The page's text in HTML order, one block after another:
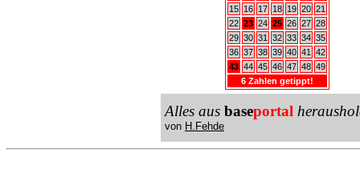
15
16 17 18 19 20 21
22 23 24 25 26 27 28
29 30 31 32 33 34 35
36 37 38 39 40 41
42
43 44 45 46 47 48 49
6 Zahlen getippt!
Alles aus baseportal
von H.Fehde